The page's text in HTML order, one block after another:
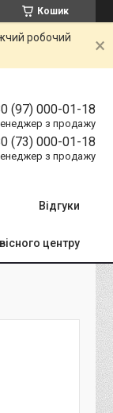
Кошик
робочий
(97) 000-01-18
з продажу
(73) 000-01-18
з продажу
Відгуки
центру